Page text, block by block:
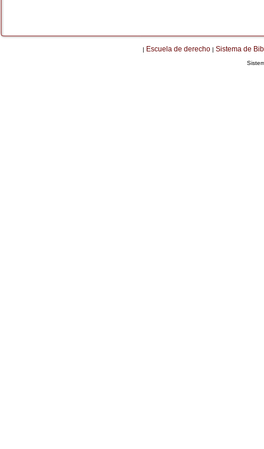
| Escuela de derecho | Sistema de